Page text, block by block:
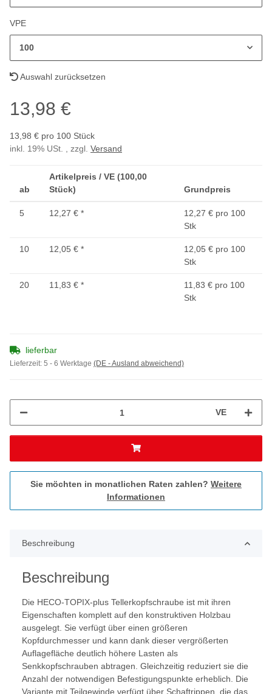
VPE
100
Auswahl zurücksetzen
13,98 €
13,98 € pro 100 Stück
inkl. 19% USt. , zzgl. Versand
ab
Artikelpreis / VE (100,00
Stück)
Grundpreis
5 12,27 € *
12,27 € pro 100
Stk
10 12,05 € *
12,05 € pro 100
Stk
20 11,83 € *
11,83 € pro 100
Stk
lieferbar
Lieferzeit: 5 - 6 Werktage (DE - Ausland abweichend)
VE
Sie möchten in monatlichen Raten zahlen? Weitere
Informationen
Beschreibung
Beschreibung
Die HECO-TOPIX-plus Tellerkopfschraube ist mit ihren
Eigenschaften komplett auf den konstruktiven Holzbau
ausgelegt. Sie verfügt über einen größeren
Kopfdurchmesser und kann dank dieser vergrößerten
Auflagefläche deutlich höhere Lasten als
Senkkopfschrauben abtragen. Gleichzeitig reduziert sie die
Anzahl der notwendigen Befestigungspunkte erheblich. Die
Variante mit Teilgewinde verfügt über Schaftrippen, die das